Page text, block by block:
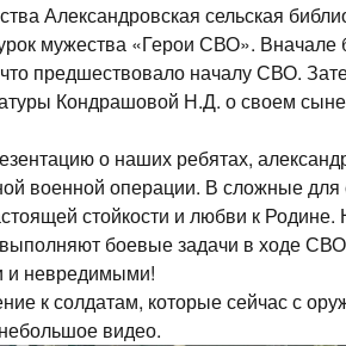
Александровская сельская
мужества «Герои СВО». Вначале
предшествовало началу СВО.
Кондрашовой Н.Д. о своем
о наших ребятах,
военной операции. В сложные
стойкости и любви к
боевые задачи в ходе
и невредимыми!
к солдатам, которые сейчас с
видео.